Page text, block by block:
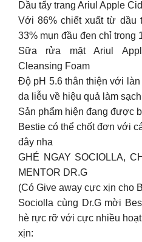
Dầu tẩy trang Ariul Apple
Với 86% chiết xuất từ dầu
33% mụn đầu đen chỉ trong
Sữa rửa mặt Ariul
Cleansing Foam
Độ pH 5.6 thân thiện với
da liễu về hiệu quả làm
Sản phẩm hiện đang được
Bestie có thể chốt đơn với
đây nha
GHÉ NGAY SOCIOLLA,
MENTOR DR.G
(Có Give away cực xịn cho
Sociolla cùng Dr.G mời
hè rực rỡ với cực nhiều
xịn: